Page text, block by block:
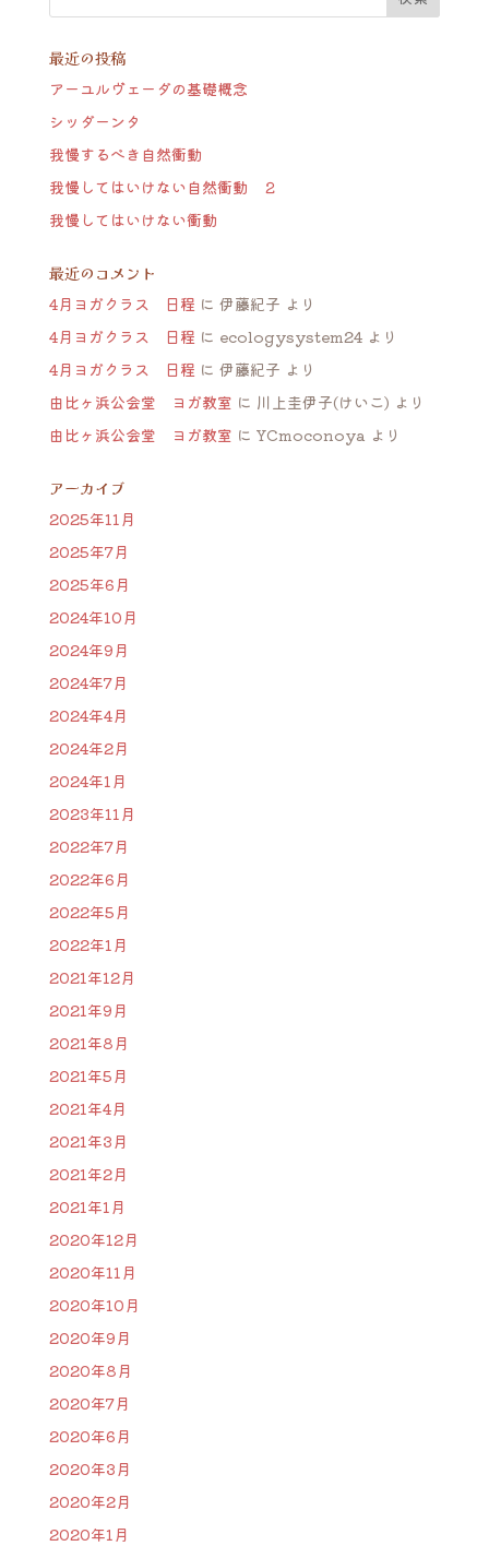
最近の投稿
アーユルヴェーダの基礎概念
シッダーンタ
我慢するべき自然衝動
我慢してはいけない自然衝動 ２
我慢してはいけない衝動
最近のコメント
4月ヨガクラス 日程 に 伊藤紀子 より
4月ヨガクラス 日程 に ecologysystem24より
4月ヨガクラス 日程 に 伊藤紀子 より
由比ヶ浜公会堂 ヨガ教室 に 川上圭伊子(けいこ) より
由比ヶ浜公会堂 ヨガ教室 に YCmoconoya より
アーカイブ
2025年11月
2025年7月
2025年6月
2024年10月
2024年9月
2024年7月
2024年4月
2024年2月
2024年1月
2023年11月
2022年7月
2022年6月
2022年5月
2022年1月
2021年12月
2021年9月
2021年8月
2021年5月
2021年4月
2021年3月
2021年2月
2021年1月
2020年12月
2020年11月
2020年10月
2020年9月
2020年8月
2020年7月
2020年6月
2020年3月
2020年2月
2020年1月